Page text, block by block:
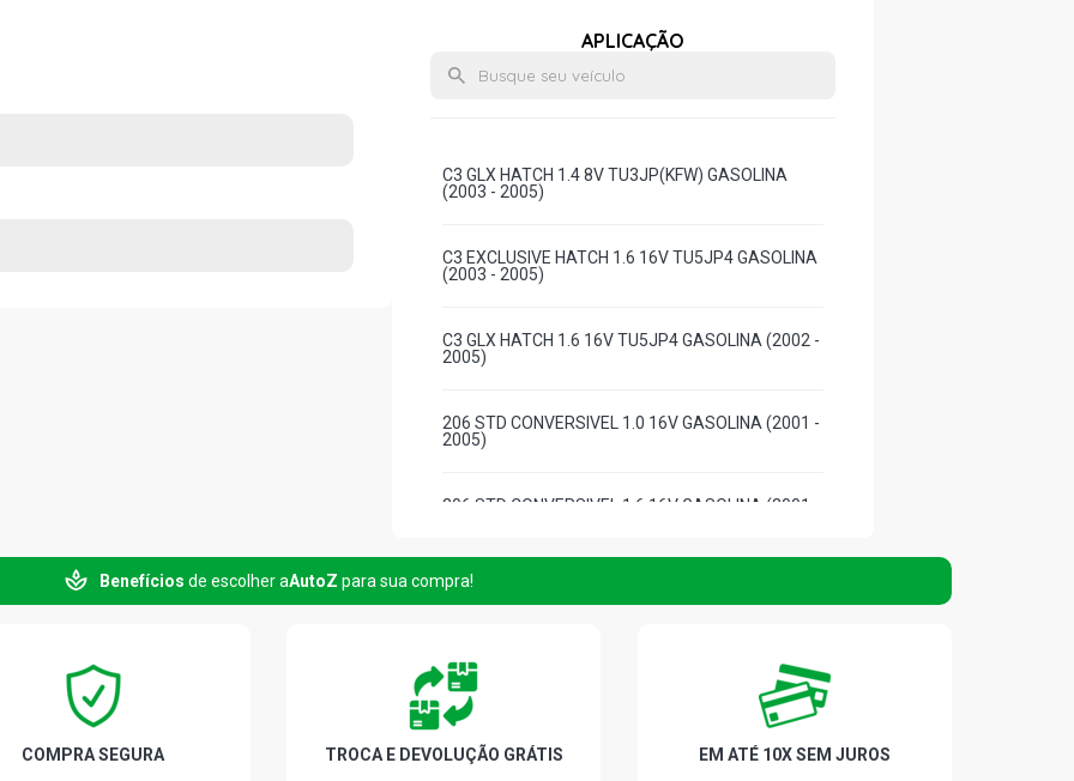
APLICAÇÃO
C3 GLX HATCH 1.4 8V TU3JP(KFW) GASOLINA
(2003 - 2005)
C3 EXCLUSIVE HATCH 1.6 16V TU5JP4 GASOLINA
(2003 - 2005)
C3 GLX HATCH 1.6 16V TU5JP4 GASOLINA (2002 -
2005)
206 STD CONVERSIVEL 1.0 16V GASOLINA (2001 -
2005)
206 STD CONVERSIVEL 1.6 16V GASOLINA (2001 -
206 QUICKSILVER HATCH 1.0 16V GASOLINA (2001
- 2004)
206 SELECTION HATCH 1.0 16V GASOLINA (2001 -
2005)
206 SENSATION HATCH 1.0 16V GASOLINA (2001 -
2005)
Benefícios de escolher aAutoZ para sua compra!
COMPRA SEGURA TROCA E DEVOLUÇÃO GRÁTIS EM ATÉ 10X SEM JUROS